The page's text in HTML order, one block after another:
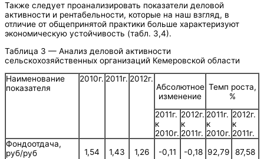
Также следует проанализировать показатели деловой
активности и рентабельности, которые на наш взгляд, в
отличие от общепринятой практики больше характеризуют
экономическую устойчивость (табл. 3,4).
Таблица 3 — Анализ деловой активности
сельскохозяйственных организаций Кемеровской области
Наименование
показателя
2010г. 2011г. 2012г.
Абсолютное
изменение
Темп роста,
%
2011г.
к
2010г.
2012г.
к
2011г.
2011г.
к
2010г.
2012г.
к
2011г.
Фондоотдача,
руб/руб
1,54 1,43 1,26 -0,11 -0,18 92,79
87,58